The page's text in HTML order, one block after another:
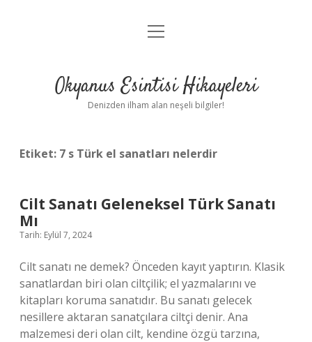
Anasayfa
Yasal Uyarı
menüyü
Okyanus Esintisi Hikayeleri
Denizden ilham alan neşeli bilgiler!
Etiket: 7 s Türk el sanatları nelerdir
Cilt Sanatı Geleneksel Türk Sanatı
Mı
Tarih: Eylül 7, 2024
Cilt sanatı ne demek? Önceden kayıt yaptırın. Klasik
sanatlardan biri olan ciltçilik; el yazmalarını ve
kitapları koruma sanatıdır. Bu sanatı gelecek
nesillere aktaran sanatçılara ciltçi denir. Ana
malzemesi deri olan cilt, kendine özgü tarzına,